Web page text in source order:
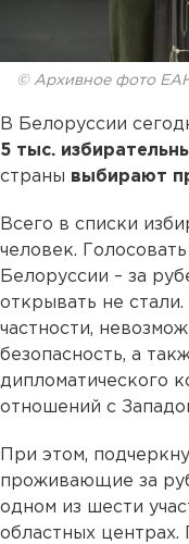
© Архивное фото
В Белоруссии
5 тыс.
страны выбирают
Всего в списки
человек.
Белоруссии – за
открывать не
частности,
безопасность, а
дипломатического
отношений с
При этом,
проживающие за
одном из шести
областных